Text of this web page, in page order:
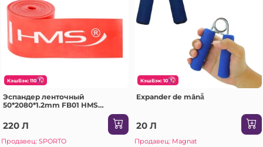
КэшБэк: 110
Эспандер ленточный
50*2080*1.2mm FB01 HMS
220 Л
Продавец: SPORTO
КэшБэк: 10
Expander de mână
20 Л
Продавец: Magnat